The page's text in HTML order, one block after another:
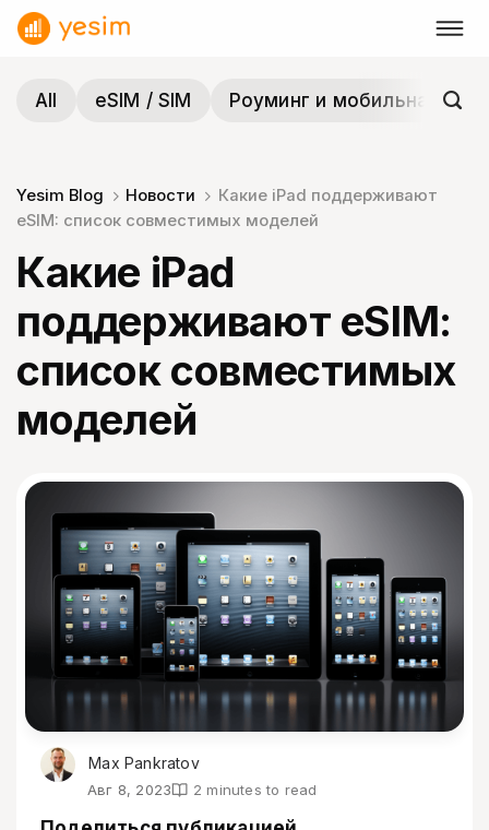
Skip
All
eSIM / SIM Роуминг и мобильная
Yesim Blog Новости
Какие iPad поддерживают
eSIM: список совместимых моделей
Какие iPad
поддерживают eSIM:
список совместимых
моделей
Max Pankratov
Авг 8, 2023 2 minutes to read